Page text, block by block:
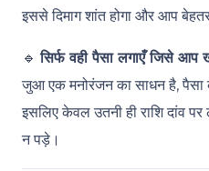
इससे दिमाग शांत होगा और आप
🔹सिर्फ वही पैसा लगाएँ जिसे
जुआ एक मनोरंजन का साधन है, पैसा
इसलिए केवल उतनी ही राशि दांव पर
न पड़े।